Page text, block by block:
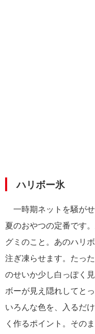
ハリボー氷
一時期ネットを騒が
夏のおやつの定番です
グミのこと。あのハリ
注ぎ凍らせます。たっ
のせいか少し白っぽく
ボーが見え隠れしてと
いろんな色を、入るだ
く作るポイント。その